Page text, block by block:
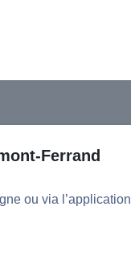
Ferrand
ou via l’application